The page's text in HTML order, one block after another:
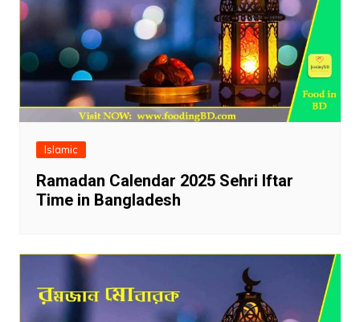
Islamic
Ramadan Calendar 2025 Sehri Iftar
Time in Bangladesh